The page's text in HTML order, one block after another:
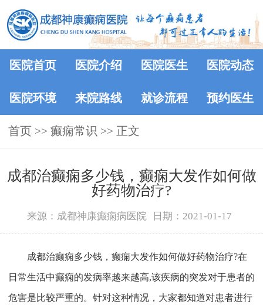
医院首页 医院介绍 医院医生 医院动态
医院环境 来院路线 就诊流程 预约医生
首页 >> 癫痫常识 >> 正文
成都治癫痫多少钱，癫痫大发作如何做
好药物治疗?
来源：成都神康癫痫病医院 日期：2021-01-17
成都治癫痫多少钱，癫痫大发作如何做好药物治疗?在
日常生活中癫痫的发病率越来越高,该疾病的突发对于患者的
危害是比较严重的。针对这种情况，大家都知道对患者进行